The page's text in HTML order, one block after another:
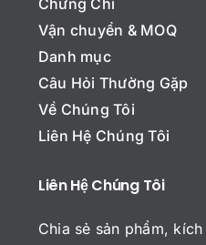
Chứng Chỉ
Vận chuyển & MOQ
Danh mục
Câu Hỏi Thường Gặp
Về Chúng Tôi
Liên Hệ Chúng Tôi
Liên Hệ Chúng Tôi
Chia sẻ sản phẩm,